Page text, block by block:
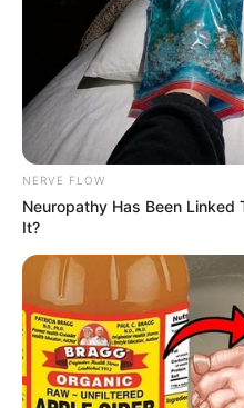
NERVE FLOW
Neuropathy Has Been Linked
It?